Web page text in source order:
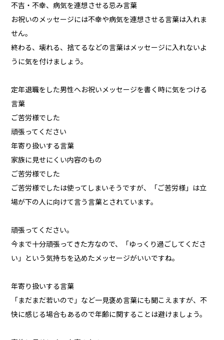
不吉・不幸、病気を連想させる忌み言葉
お祝いのメッセージには不幸や病気を連想させる言葉は入れま
せん。
終わる、壊れる、捨てるなどの言葉はメッセージに入れないよ
うに気を付けましょう。
定年退職をした男性へお祝いメッセージを書く時に気をつける
言葉
ご苦労様でした
頑張ってください
年寄り扱いする言葉
家族に見せにくい内容のもの
ご苦労様でした
ご苦労様でしたは使ってしまいそうですが、「ご苦労様」は立
場が下の人に向けて言う言葉とされています。
頑張ってください。
今まで十分頑張ってきた方なので、「ゆっくり過ごしてくださ
い」という気持ちを込めたメッセージがいいですね。
年寄り扱いする言葉
「まだまだ若いので」など一見褒め言葉にも聞こえますが、不
快に感じる場合もあるので年齢に関することは避けましょう。